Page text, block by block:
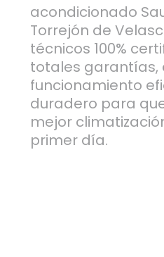
acondicionado
Torrejón de
técnicos 100%
totales garantías,
funcionamiento
duradero para
mejor
primer día.